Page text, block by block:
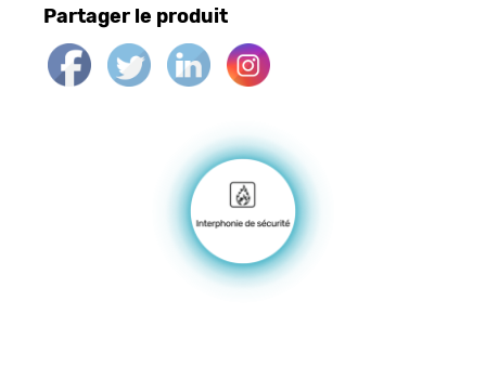
Partager le produit